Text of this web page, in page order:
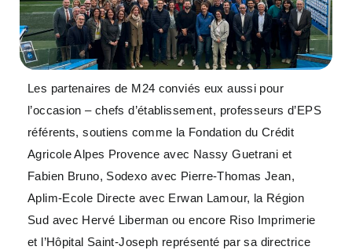
Les partenaires de M24 conviés eux aussi pour
l’occasion – chefs d’établissement, professeurs d’EPS
référents, soutiens comme la Fondation du Crédit
Agricole Alpes Provence avec Nassy Guetrani et
Fabien Bruno, Sodexo avec Pierre-Thomas Jean,
Aplim-Ecole Directe avec Erwan Lamour, la Région
Sud avec Hervé Liberman ou encore Riso Imprimerie
et l’Hôpital Saint-Joseph représenté par sa directrice